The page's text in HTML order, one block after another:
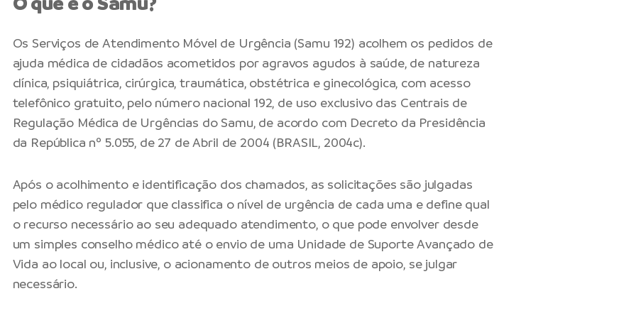
Os Serviços de Atendimento Móvel de Urgência (Samu 192) acolhem os pedidos de
ajuda médica de cidadãos acometidos por agravos agudos à saúde, de natureza
clínica, psiquiátrica, cirúrgica, traumática, obstétrica e ginecológica, com acesso
telefônico gratuito, pelo número nacional 192, de uso exclusivo das Centrais de
Regulação Médica de Urgências do Samu, de acordo com Decreto da Presidência
da República nº 5.055, de 27 de Abril de 2004 (BRASIL, 2004c).
Após o acolhimento e identificação dos chamados, as solicitações são julgadas
pelo médico regulador que classifica o nível de urgência de cada uma e define qual
o recurso necessário ao seu adequado atendimento, o que pode envolver desde
um simples conselho médico até o envio de uma Unidade de Suporte Avançado de
Vida ao local ou, inclusive, o acionamento de outros meios de apoio, se julgar
necessário.